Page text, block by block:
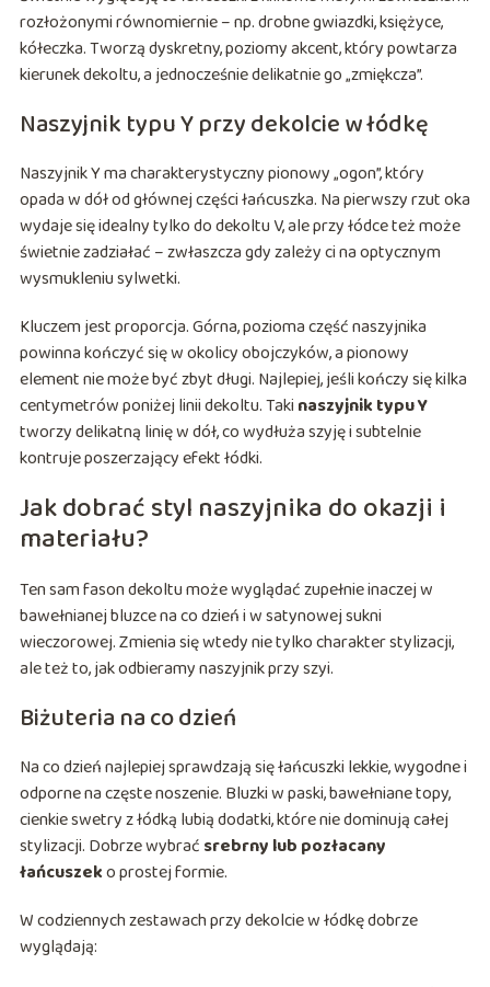
rozłożonymi równomiernie – np. drobne gwiazdki, księżyce,
kółeczka. Tworzą dyskretny, poziomy akcent, który powtarza
kierunek dekoltu, a jednocześnie delikatnie go „zmiękcza”.
Naszyjnik typu Y przy dekolcie w łódkę
Naszyjnik Y ma charakterystyczny pionowy „ogon”, który
opada w dół od głównej części łańcuszka. Na pierwszy rzut oka
wydaje się idealny tylko do dekoltu V, ale przy łódce też może
świetnie zadziałać – zwłaszcza gdy zależy ci na optycznym
wysmukleniu sylwetki.
Kluczem jest proporcja. Górna, pozioma część naszyjnika
powinna kończyć się w okolicy obojczyków, a pionowy
element nie może być zbyt długi. Najlepiej, jeśli kończy się kilka
centymetrów poniżej linii dekoltu. Taki naszyjnik typu Y
tworzy delikatną linię w dół, co wydłuża szyję i subtelnie
kontruje poszerzający efekt łódki.
Jak dobrać styl naszyjnika do okazji i
materiału?
Ten sam fason dekoltu może wyglądać zupełnie inaczej w
bawełnianej bluzce na co dzień i w satynowej sukni
wieczorowej. Zmienia się wtedy nie tylko charakter stylizacji,
ale też to, jak odbieramy naszyjnik przy szyi.
Biżuteria na co dzień
Na co dzień najlepiej sprawdzają się łańcuszki lekkie, wygodne i
odporne na częste noszenie. Bluzki w paski, bawełniane topy,
cienkie swetry z łódką lubią dodatki, które nie dominują całej
stylizacji. Dobrze wybrać srebrny lub pozłacany
łańcuszeko prostej formie.
W codziennych zestawach przy dekolcie w łódkę dobrze
wyglądają: